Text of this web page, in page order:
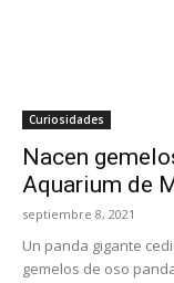
Curiosidades
Nacen
Aquarium de
septiembre 8, 2021
Un panda gigante
gemelos de oso